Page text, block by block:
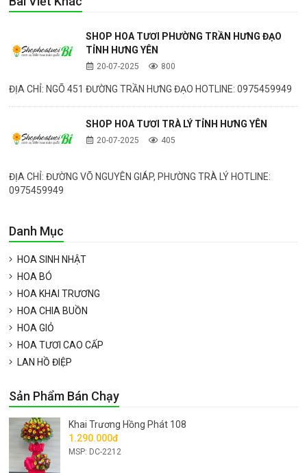
SHOP HOA TƯƠI PHƯỜNG TRẦN HƯNG ĐẠO
TỈNH HƯNG YÊN
20-07-2025 800
ĐỊA CHỈ: NGÕ 451 ĐƯỜNG TRẦN HƯNG ĐẠO HOTLINE: 0975459949
SHOP HOA TƯƠI TRÀ LÝ TỈNH HƯNG YÊN
20-07-2025 405
ĐỊA CHỈ: ĐƯỜNG VÕ NGUYÊN GIÁP, PHƯỜNG TRÀ LÝ HOTLINE:
0975459949
Danh Mục
HOA SINH NHẬT
HOA BÓ
HOA KHAI TRƯƠNG
HOA CHIA BUỒN
HOA GIỎ
HOA TƯƠI CAO CẤP
LAN HỒ ĐIỆP
Sản Phẩm Bán Chạy
Khai Trương Hồng Phát 108
1.290.000đ
MSP: DC-2212